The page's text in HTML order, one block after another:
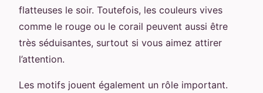
flatteuses le soir. Toutefois, les couleurs vives
comme le rouge ou le corail peuvent aussi être
très séduisantes, surtout si vous aimez attirer
l’attention.
Les motifs jouent également un rôle important.